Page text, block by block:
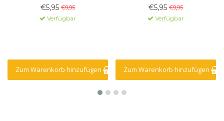
€5,95 €9,95
Verfügbar
Zum Warenkorb hinzufügen
€5,95 €9,95
Verfügbar
Zum Warenkorb hinzufügen